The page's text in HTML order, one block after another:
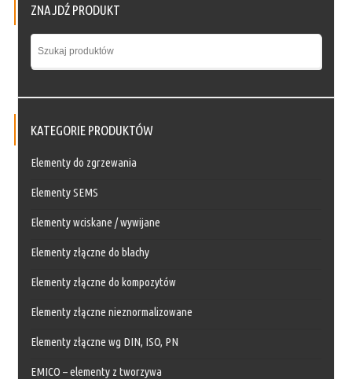
ZNAJDŹ PRODUKT
KATEGORIE PRODUKTÓW
Elementy do zgrzewania
Elementy SEMS
Elementy wciskane / wywijane
Elementy złączne do blachy
Elementy złączne do kompozytów
Elementy złączne nieznormalizowane
Elementy złączne wg DIN, ISO, PN
EMICO – elementy z tworzywa